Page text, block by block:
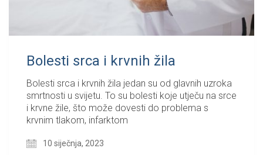
Bolesti srca i krvnih žila
Bolesti srca i krvnih žila jedan su od glavnih uzroka
smrtnosti u svijetu. To su bolesti koje utječu na srce
i krvne žile, što može dovesti do problema s
krvnim tlakom, infarktom
10 siječnja, 2023